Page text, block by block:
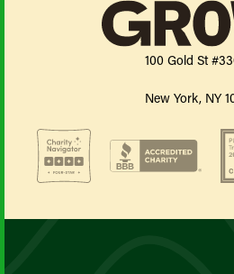
100 Gold St
New York, NY